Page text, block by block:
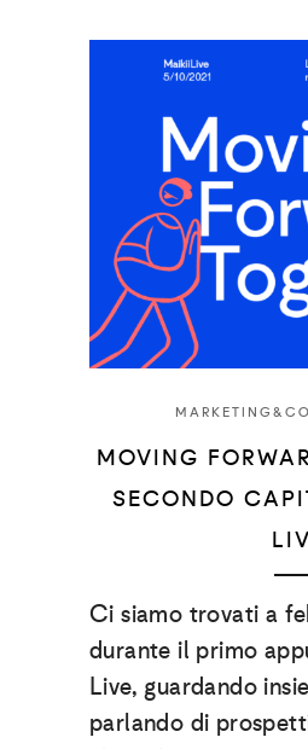
MOVING
SECONDO
Ci siamo trovati a
durante il primo
Live, guardando
parlando di